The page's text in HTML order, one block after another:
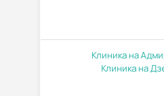
Клиника на
Клиника на